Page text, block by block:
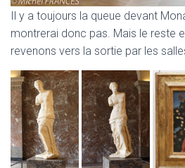
Il y a toujours la queue devant
montrerai donc pas. Mais le reste
revenons vers la sortie par les